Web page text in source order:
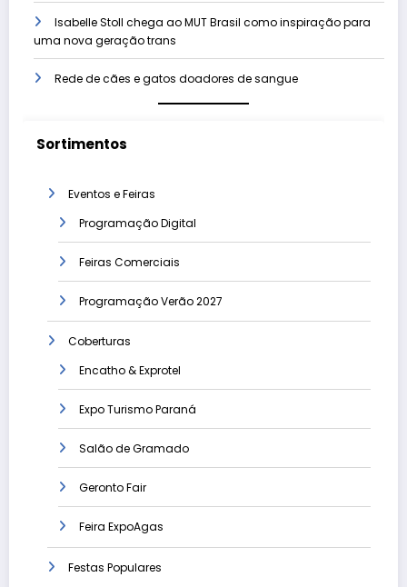
Isabelle Stoll chega ao MUT Brasil como inspiração para
uma nova geração trans
Rede de cães e gatos doadores de sangue
Sortimentos
Eventos e Feiras
Programação Digital
Feiras Comerciais
Programação Verão 2027
Coberturas
Encatho & Exprotel
Expo Turismo Paraná
Salão de Gramado
Geronto Fair
Feira ExpoAgas
Festas Populares